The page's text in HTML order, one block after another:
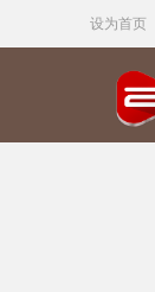
设为首页